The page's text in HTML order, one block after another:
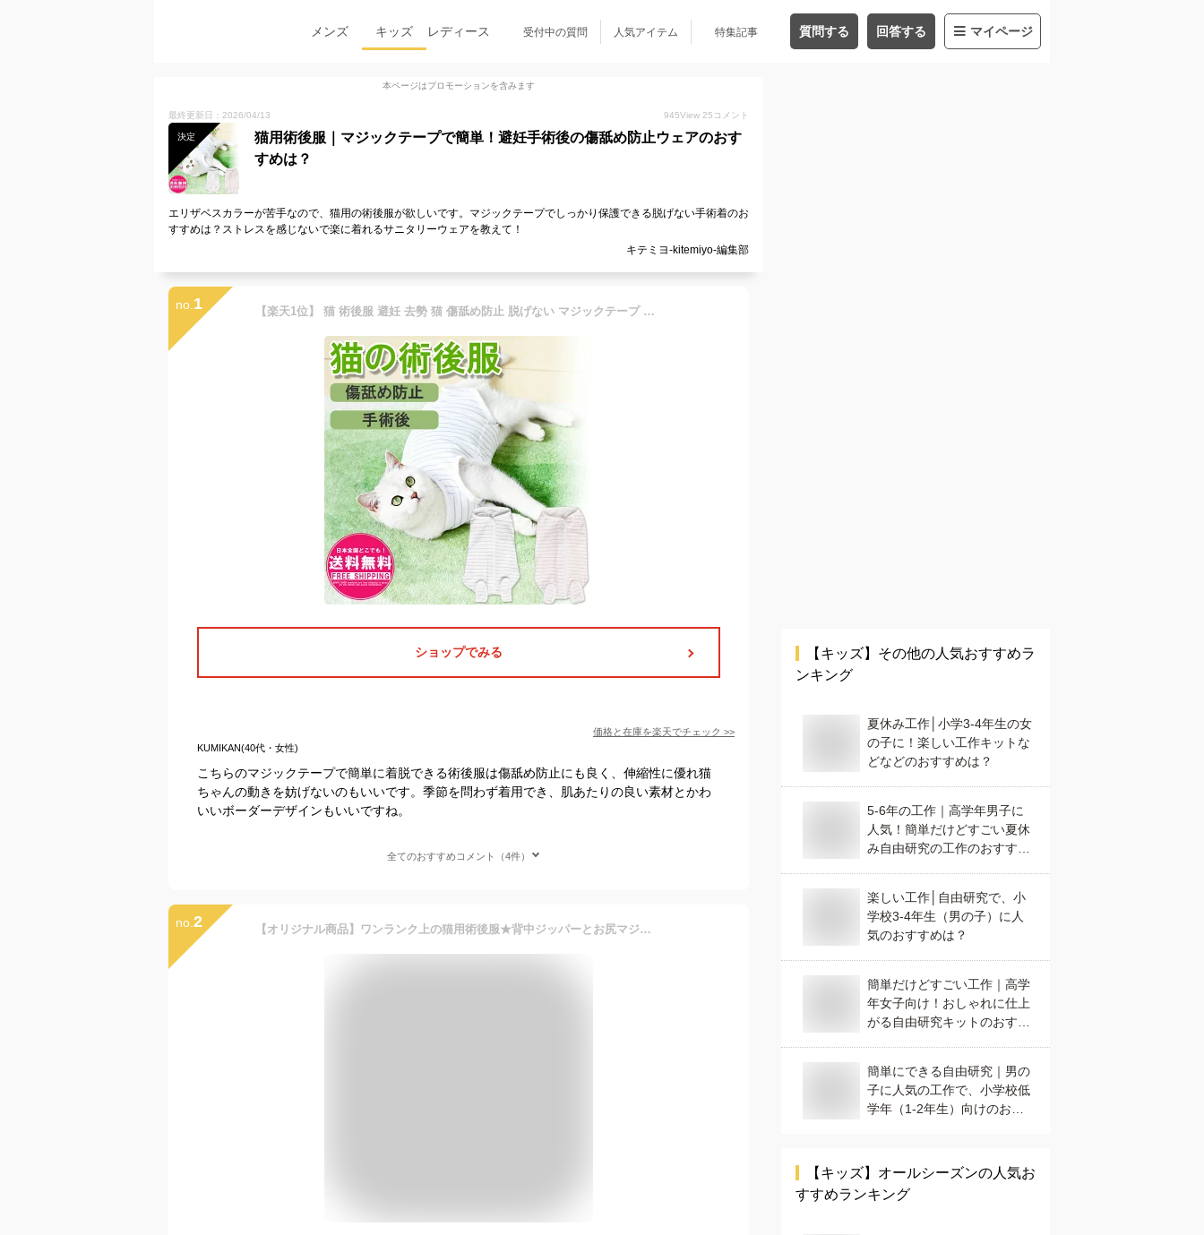
メンズ キッズ レディース 受付中の質問 人気アイテム 特集記事 質問する 回答する マイページ
本ページはプロモーションを含みます
最終更新日：2026/04/13 945View 25 コメント
決定
猫用術後服｜マジックテープで簡単！避妊手術後の傷舐め防止ウェアのおす
すめは？
エリザベスカラーが苦手なので、猫用の術後服が欲しいです。マジックテープでしっかり保護できる脱げない手術着のお
すすめは？ストレスを感じないで楽に着れるサニタリーウェアを教えて！
キテミヨ-kitemiyo-編集部
no. 1 【楽天1位】 猫 術後服 避妊 去勢 猫 傷舐め防止 脱げない マジックテープ オス メス エリザベスカラーの代わりに 猫の服 小型犬 春夏 秋冬 ドッグウェア おしゃれ ペット服 小型犬 中型犬 トイプードル ダックス チワワ 【S M L ピンク グレー】ペット用術後服 sm-1092
ショップでみる
価格と在庫を楽天でチェック >>
KUMIKAN(40代・女性)
こちらのマジックテープで簡単に着脱できる術後服は傷舐め防止にも良く、伸縮性に優れ猫
ちゃんの動きを妨げないのもいいです。季節を問わず着用でき、肌あたりの良い素材とかわ
いいボーダーデザインもいいですね。
全てのおすすめコメント（4件）
no. 2 【オリジナル商品】ワンランク上の猫用術後服★背中ジッパーとお尻マジックテープ♪SMLXLペットウェア猫服ロンパースつなぎカバーオール傷舐め防止手術痕保護離乳介護用品エリザベスカラーの代用品
【キッズ】 その他の人気おすすめラ
ンキング
夏休み工作│小学3-4年生の女
の子に！楽しい工作キットな
どなどのおすすめは？
5-6年の工作｜高学年男子に
人気！簡単だけどすごい夏休
み自由研究の工作のおすすめ
楽しい工作│自由研究で、小
学校3-4年生（男の子）に人
気のおすすめは？
簡単だけどすごい工作｜高学
年女子向け！おしゃれに仕上
がる自由研究キットのおすす
簡単にできる自由研究｜男の
子に人気の工作で、小学校低
学年（1-2年生）向けのおす
【キッズ】 オールシーズンの人気お
すすめランキング